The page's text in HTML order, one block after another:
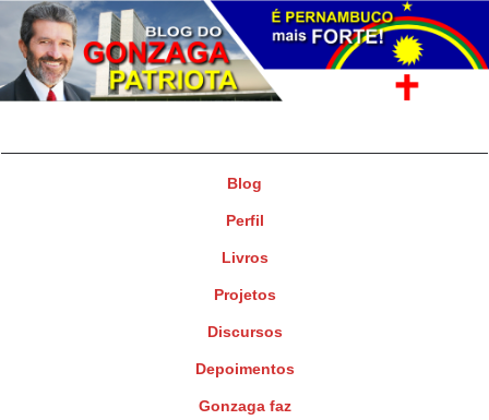
Blog
Perfil
Livros
Projetos
Discursos
Depoimentos
Gonzaga faz